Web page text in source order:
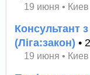
19 июня • Киев
Консультант
(Ліга:закон) •
19 июня • Киев